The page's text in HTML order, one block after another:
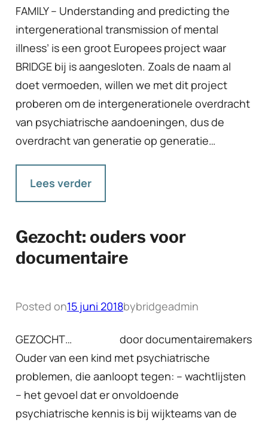
FAMILY – Understanding and predicting the
intergenerational transmission of mental
illness’ is een groot Europees project waar
BRIDGE bij is aangesloten. Zoals de naam al
doet vermoeden, willen we met dit project
proberen om de intergenerationele overdracht
van psychiatrische aandoeningen, dus de
overdracht van generatie op generatie…
Lees verder
Gezocht: ouders voor
documentaire
Posted on15 juni 2018bybridgeadmin
GEZOCHT… door documentairemakers
Ouder van een kind met psychiatrische
problemen, die aanloopt tegen: – wachtlijsten
– het gevoel dat er onvoldoende
psychiatrische kennis is bij wijkteams van de